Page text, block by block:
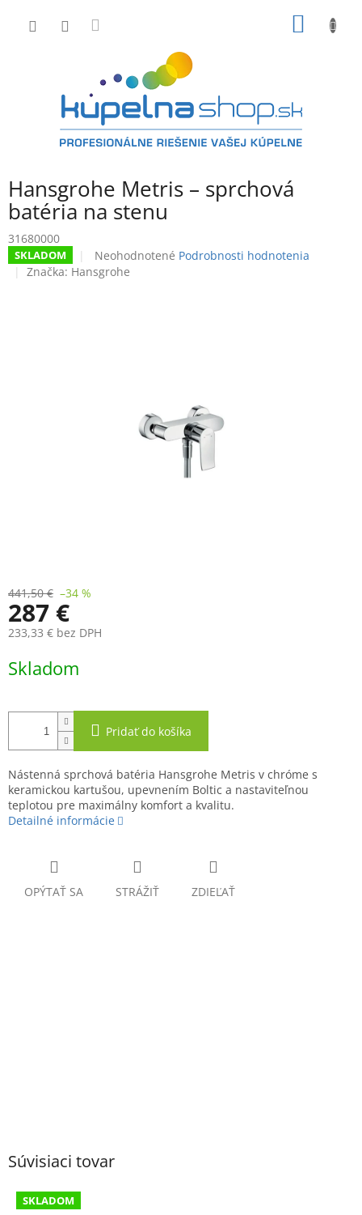
Hansgrohe Metris – sprchová
batéria na stenu
31680000
SKLADOM
Priemerné
hodnotenie
Neohodnotené Podrobnosti hodnotenia
Značka: Hansgrohe
441,50 € –34 %
287 €
233,33 € bez DPH
cena:
Skladom
Pridať do košíka
Nástenná sprchová batéria Hansgrohe Metris v chróme s
keramickou kartušou, upevnením Boltic a nastaviteľnou
teplotou pre maximálny komfort a kvalitu.
Detailné informácie
OPÝTAŤ SA STRÁŽIŤ ZDIEĽAŤ
Súvisiaci tovar
SKLADOM